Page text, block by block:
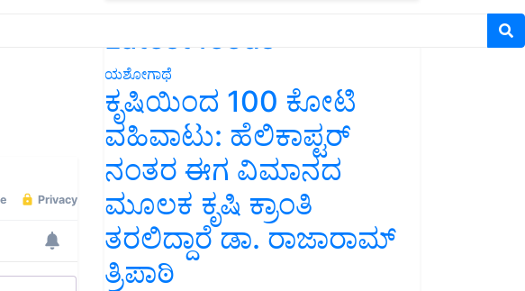
Latest feeds
ಯಶೋಗಾಥೆ
ಕೃಷಿಯಿಂದ 100 ಕೋಟಿ
ವಹಿವಾಟು: ಹೆಲಿಕಾಪ್ಟರ್
ನಂತರ ಈಗ ವಿಮಾನದ
ಮೂಲಕ ಕೃಷಿ ಕ್ರಾಂತಿ
ತರಲಿದ್ದಾರೆ ಡಾ. ರಾಜಾರಾಮ್
ತ್ರಿಪಾಠಿ